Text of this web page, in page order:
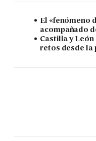
El «fenómeno
acompañado
Castilla y León
retos desde la